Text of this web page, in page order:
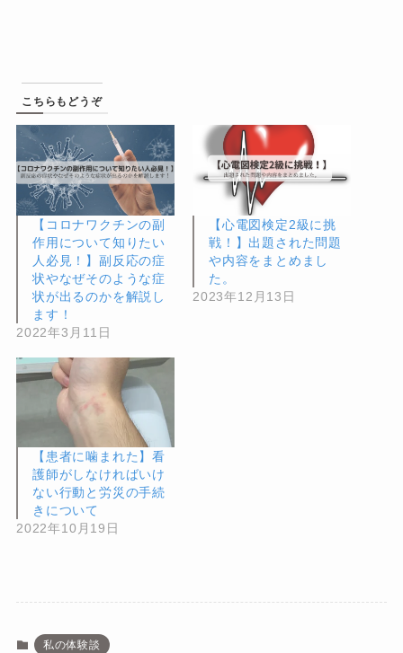
こちらもどうぞ
【コロナワクチンの副
作用について知りたい
人必見！】副反応の症
状やなぜそのような症
状が出るのかを解説し
ます！
2022年3月11日
【心電図検定2級に挑
戦！】出題された問題
や内容をまとめまし
た。
2023年12月13日
【患者に噛まれた】看
護師がしなければいけ
ない行動と労災の手続
きについて
2022年10月19日
私の体験談